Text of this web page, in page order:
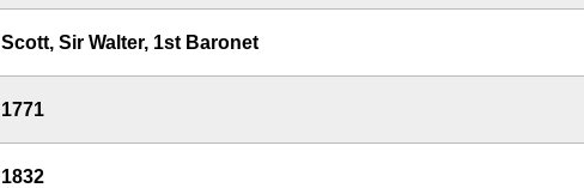
Scott, Sir Walter, 1st Baronet
1771
1832